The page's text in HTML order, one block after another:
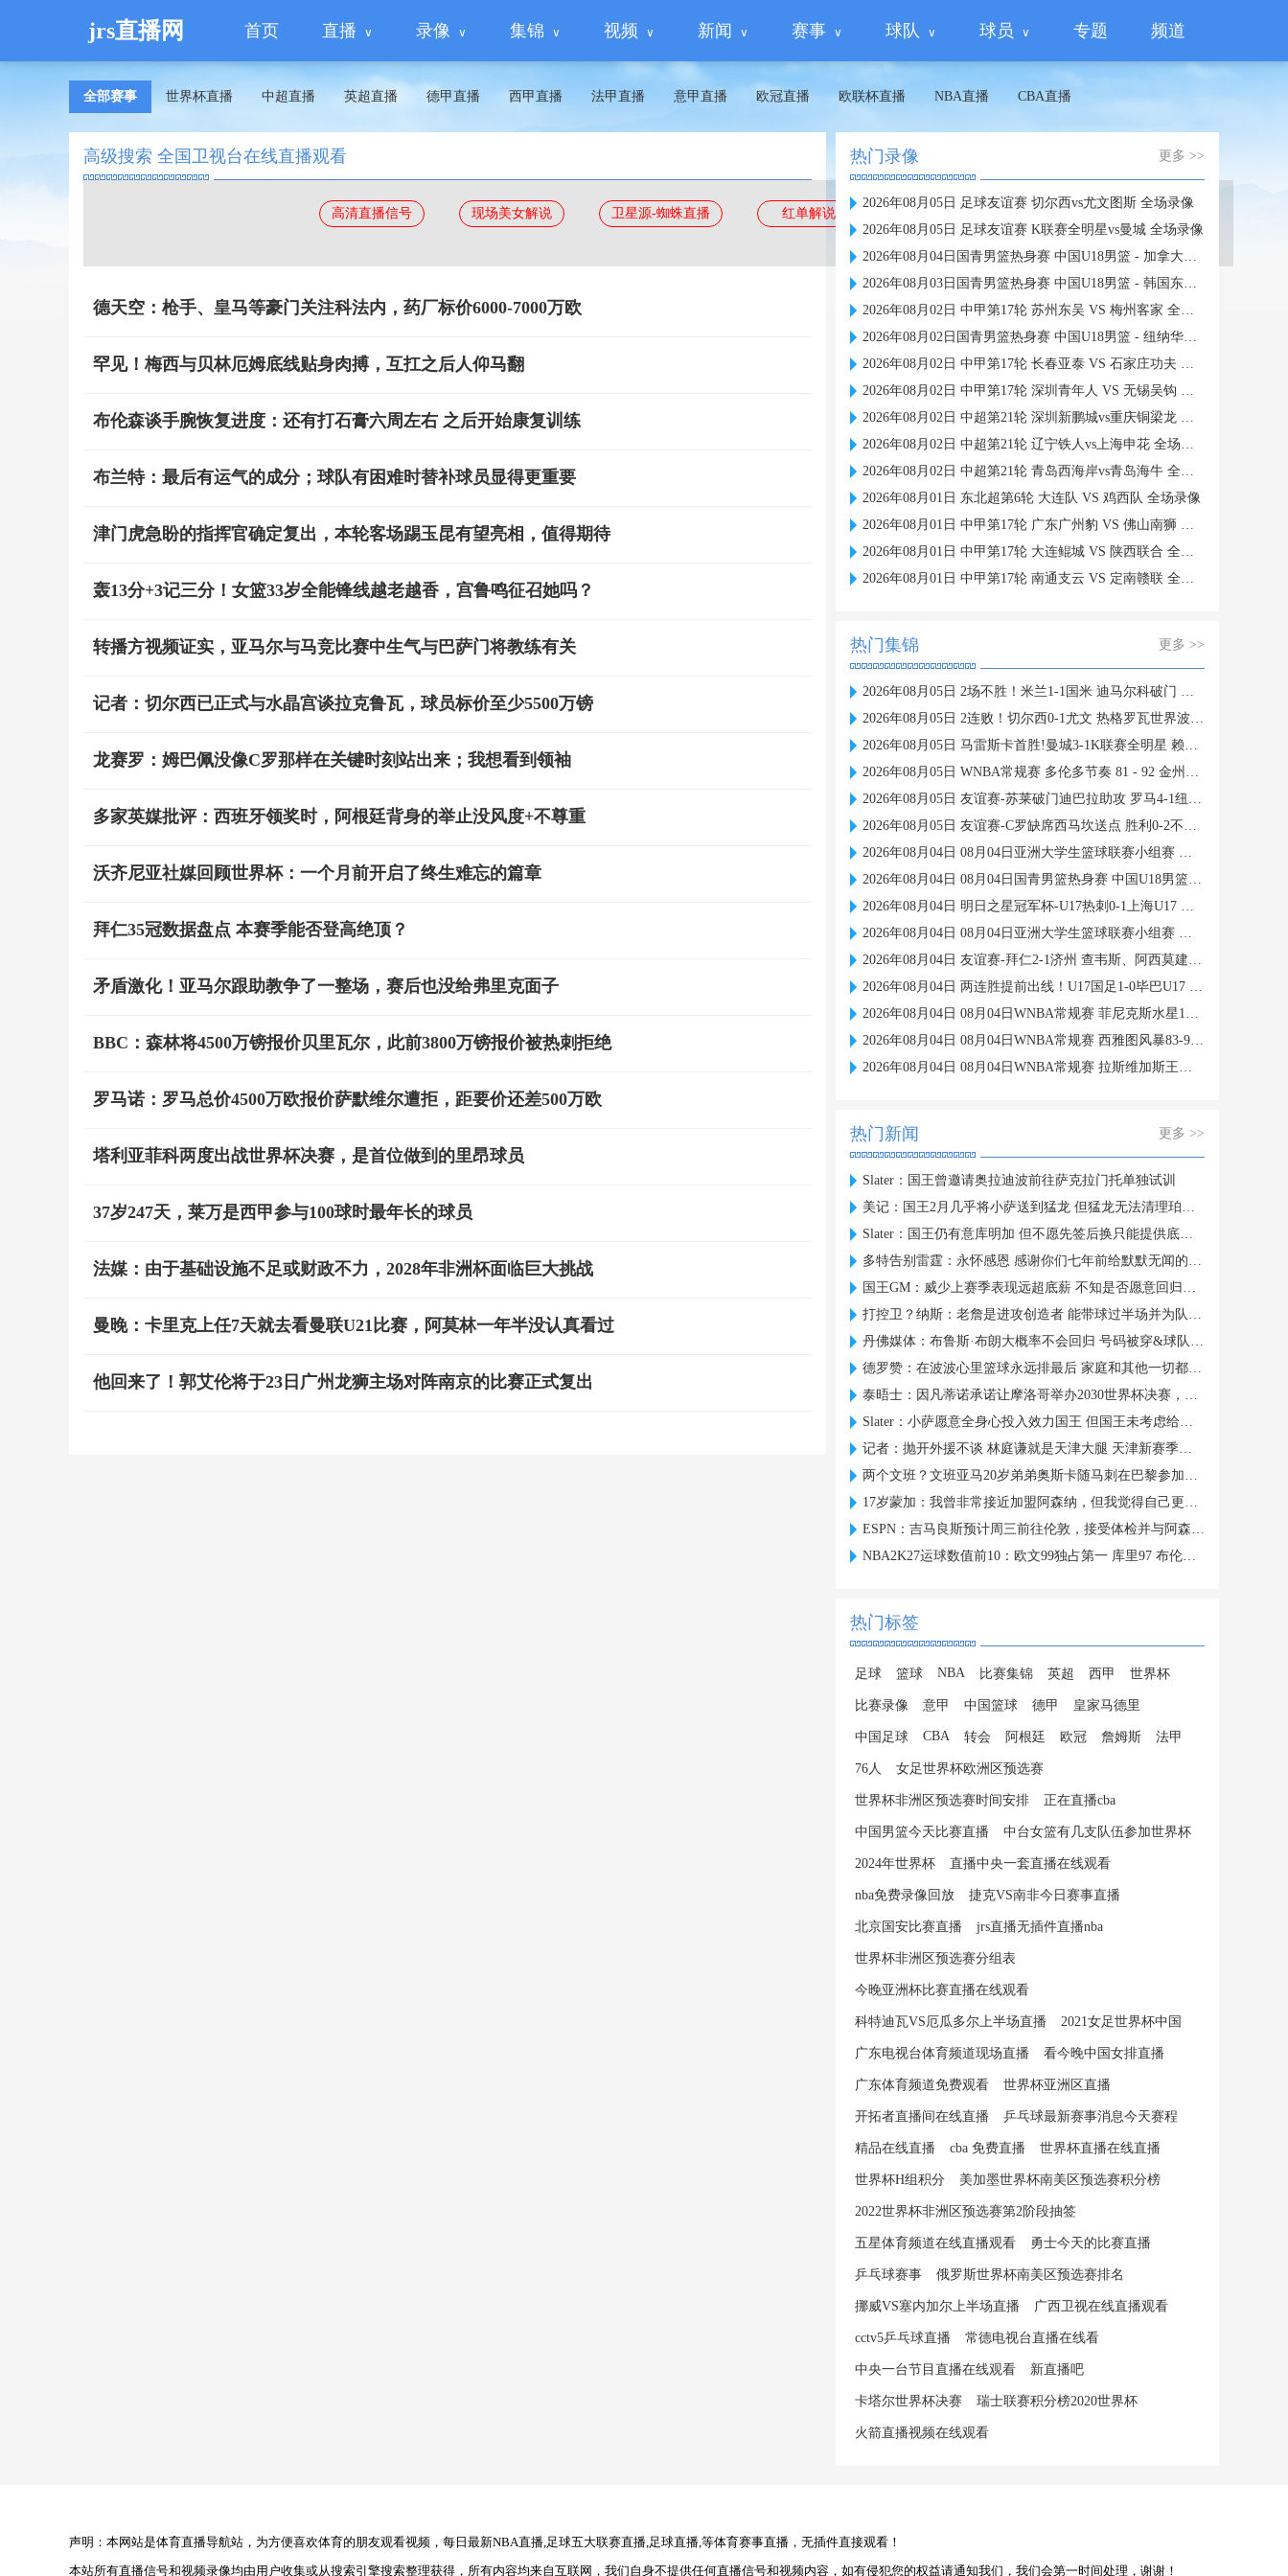
jrs直播网 首页 直播 录像 集锦 视频 新闻 赛事 球队 球员 专题 频道
全部赛事 世界杯直播 中超直播 英超直播 德甲直播 西甲直播 法甲直播 意甲直播 欧冠直播 欧联杯直播 NBA直播 CBA直播
高级搜索 全国卫视台在线直播观看
高清直播信号 现场美女解说 卫星源-蜘蛛直播 红单解说 蜘蛛直播
德天空：枪手、皇马等豪门关注科法内，药厂标价6000-7000万欧
罕见！梅西与贝林厄姆底线贴身肉搏，互扛之后人仰马翻
布伦森谈手腕恢复进度：还有打石膏六周左右 之后开始康复训练
布兰特：最后有运气的成分；球队有困难时替补球员显得更重要
津门虎急盼的指挥官确定复出，本轮客场踢玉昆有望亮相，值得期待
轰13分+3记三分！女篮33岁全能锋线越老越香，宫鲁鸣征召她吗？
转播方视频证实，亚马尔与马竞比赛中生气与巴萨门将教练有关
记者：切尔西已正式与水晶宫谈拉克鲁瓦，球员标价至少5500万镑
龙赛罗：姆巴佩没像C罗那样在关键时刻站出来；我想看到领袖
多家英媒批评：西班牙领奖时，阿根廷背身的举止没风度+不尊重
沃齐尼亚社媒回顾世界杯：一个月前开启了终生难忘的篇章
拜仁35冠数据盘点 本赛季能否登高绝顶？
矛盾激化！亚马尔跟助教争了一整场，赛后也没给弗里克面子
BBC：森林将4500万镑报价贝里瓦尔，此前3800万镑报价被热刺拒绝
罗马诺：罗马总价4500万欧报价萨默维尔遭拒，距要价还差500万欧
塔利亚菲科两度出战世界杯决赛，是首位做到的里昂球员
37岁247天，莱万是西甲参与100球时最年长的球员
法媒：由于基础设施不足或财政不力，2028年非洲杯面临巨大挑战
曼晚：卡里克上任7天就去看曼联U21比赛，阿莫林一年半没认真看过
他回来了！郭艾伦将于23日广州龙狮主场对阵南京的比赛正式复出
热门录像 更多 >>
2026年08月05日 足球友谊赛 切尔西vs尤文图斯 全场录像
2026年08月05日 足球友谊赛 K联赛全明星vs曼城 全场录像
2026年08月04日国青男篮热身赛 中国U18男篮 - 加拿大大卫·安篮球学院 全场录像
2026年08月03日国青男篮热身赛 中国U18男篮 - 韩国东国大学 全场录像
2026年08月02日 中甲第17轮 苏州东吴 VS 梅州客家 全场录像
2026年08月02日国青男篮热身赛 中国U18男篮 - 纽纳华丁闪电队 全场录像
2026年08月02日 中甲第17轮 长春亚泰 VS 石家庄功夫 全场录像
2026年08月02日 中甲第17轮 深圳青年人 VS 无锡吴钩 全场录像
2026年08月02日 中超第21轮 深圳新鹏城vs重庆铜梁龙 全场录像
2026年08月02日 中超第21轮 辽宁铁人vs上海申花 全场录像
2026年08月02日 中超第21轮 青岛西海岸vs青岛海牛 全场录像
2026年08月01日 东北超第6轮 大连队 VS 鸡西队 全场录像
2026年08月01日 中甲第17轮 广东广州豹 VS 佛山南狮 全场录像
2026年08月01日 中甲第17轮 大连鲲城 VS 陕西联合 全场录像
2026年08月01日 中甲第17轮 南通支云 VS 定南赣联 全场录像
热门集锦 更多 >>
2026年08月05日 2场不胜！米兰1-1国米 迪马尔科破门 恩昆库造点+点射拉莫斯登场
2026年08月05日 2连败！切尔西0-1尤文 热格罗瓦世界波制胜穆德里克时隔614天复出
2026年08月05日 马雷斯卡首胜!曼城3-1K联赛全明星 赖因德斯努里破门塞梅尼奥助攻
2026年08月05日 WNBA常规赛 多伦多节奏 81 - 92 金州女武神 全场集锦
2026年08月05日 友谊赛-苏莱破门迪巴拉助攻 罗马4-1纽波特郡
2026年08月05日 友谊赛-C罗缺席西马坎送点 胜利0-2不敌阿尔梅里亚
2026年08月04日 08月04日亚洲大学生篮球联赛小组赛 延世大学 82 - 83 北京大学 集锦
2026年08月04日 08月04日国青男篮热身赛 中国U18男篮 94 - 85 加拿大大卫·安篮球学院 集锦
2026年08月04日 明日之星冠军杯-U17热刺0-1上海U17 李文博制胜球
2026年08月04日 08月04日亚洲大学生篮球联赛小组赛 早稻田大学 71 - 86 清华大学 集锦
2026年08月04日 友谊赛-拜仁2-1济州 查韦斯、阿西莫建功马特乌斯彩虹过人送助攻
2026年08月04日 两连胜提前出线！U17国足1-0毕巴U17 程晟涵连场破门赵松源中楣
2026年08月04日 08月04日WNBA常规赛 菲尼克斯水星106-101芝加哥天空 全场集锦
2026年08月04日 08月04日WNBA常规赛 西雅图风暴83-95纽约自由人 全场集锦
2026年08月04日 08月04日WNBA常规赛 拉斯维加斯王牌109-87亚特兰大梦想 全场集锦
热门新闻 更多 >>
Slater：国王曾邀请奥拉迪波前往萨克拉门托单独试训
美记：国王2月几乎将小萨送到猛龙 但猛龙无法清理珀尔特尔而告吹
Slater：国王仍有意库明加 但不愿先签后换只能提供底薪 谈判停滞
多特告别雷霆：永怀感恩 感谢你们七年前给默默无闻的我一次机会
国王GM：威少上赛季表现远超底薪 不知是否愿意回归扮演更小角色
打控卫？纳斯：老詹是进攻创造者 能带球过半场并为队友创造机会
丹佛媒体：布鲁斯·布朗大概率不会回归 号码被穿&球队总薪资过高
德罗赞：在波波心里篮球永远排最后 家庭和其他一切都在篮球之前
泰晤士：因凡蒂诺承诺让摩洛哥举办2030世界杯决赛，以换取支持
Slater：小萨愿意全身心投入效力国王 但国王未考虑给他提供新约
记者：抛开外援不谈 林庭谦就是天津大腿 天津新赛季有点难
两个文班？文班亚马20岁弟弟奥斯卡随马刺在巴黎参加训练
17岁蒙加：我曾非常接近加盟阿森纳，但我觉得自己更适合曼城
ESPN：吉马良斯预计周三前往伦敦，接受体检并与阿森纳签约
NBA2K27运球数值前10：欧文99独占第一 库里97 布伦森&SGA96
热门标签
足球 篮球 NBA 比赛集锦 英超 西甲 世界杯
比赛录像 意甲 中国篮球 德甲 皇家马德里
中国足球 CBA 转会 阿根廷 欧冠 詹姆斯 法甲
76人 女足世界杯欧洲区预选赛
世界杯非洲区预选赛时间安排 正在直播cba
中国男篮今天比赛直播 中台女篮有几支队伍参加世界杯
2024年世界杯 直播中央一套直播在线观看
nba免费录像回放 捷克VS南非今日赛事直播
北京国安比赛直播 jrs直播无插件直播nba
世界杯非洲区预选赛分组表
今晚亚洲杯比赛直播在线观看
科特迪瓦VS厄瓜多尔上半场直播 2021女足世界杯中国
广东电视台体育频道现场直播 看今晚中国女排直播
广东体育频道免费观看 世界杯亚洲区直播
开拓者直播间在线直播 乒乓球最新赛事消息今天赛程
精品在线直播 cba 免费直播 世界杯直播在线直播
世界杯H组积分 美加墨世界杯南美区预选赛积分榜
2022世界杯非洲区预选赛第2阶段抽签
五星体育频道在线直播观看 勇士今天的比赛直播
乒乓球赛事 俄罗斯世界杯南美区预选赛排名
挪威VS塞内加尔上半场直播 广西卫视在线直播观看
cctv5乒乓球直播 常德电视台直播在线看
中央一台节目直播在线观看 新直播吧
卡塔尔世界杯决赛 瑞士联赛积分榜2020世界杯
火箭直播视频在线观看
声明：本网站是体育直播导航站，为方便喜欢体育的朋友观看视频，每日最新NBA直播,足球五大联赛直播,足球直播,等体育赛事直播，无插件直接观看！
本站所有直播信号和视频录像均由用户收集或从搜索引擎搜索整理获得，所有内容均来自互联网，我们自身不提供任何直播信号和视频内容，如有侵犯您的权益请通知我们，我们会第一时间处理，谢谢！